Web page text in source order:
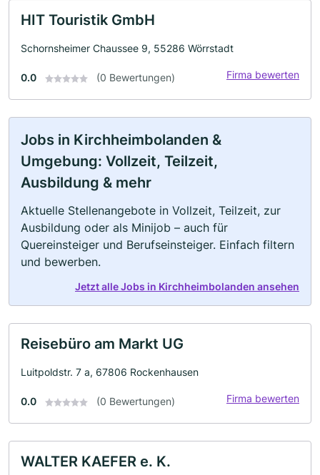
HIT Touristik GmbH
Schornsheimer Chaussee 9, 55286 Wörrstadt
0.0 (0 Bewertungen) Firma bewerten
Jobs in Kirchheimbolanden &
Umgebung: Vollzeit, Teilzeit,
Ausbildung & mehr
Aktuelle Stellenangebote in Vollzeit, Teilzeit, zur
Ausbildung oder als Minijob – auch für
Quereinsteiger und Berufseinsteiger. Einfach filtern
und bewerben.
Jetzt alle Jobs in Kirchheimbolanden ansehen
Reisebüro am Markt UG
Luitpoldstr. 7 a, 67806 Rockenhausen
0.0 (0 Bewertungen) Firma bewerten
WALTER KAEFER e. K.